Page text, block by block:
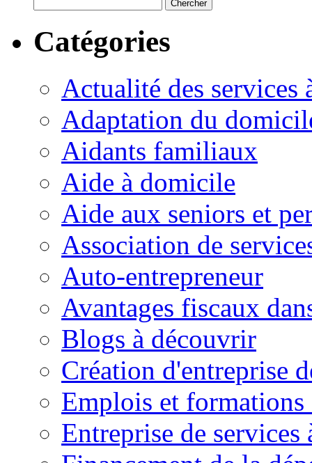
Catégories
Actualité des services
Adaptation du
Aidants familiaux
Aide à domicile
Aide aux seniors et
Association de
Auto-entrepreneur
Avantages fiscaux
Blogs à découvrir
Création d'entreprise
Emplois et formations
Entreprise de services